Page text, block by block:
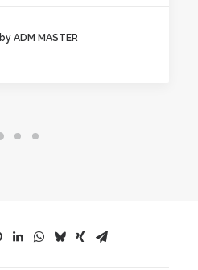
by ADM MASTER